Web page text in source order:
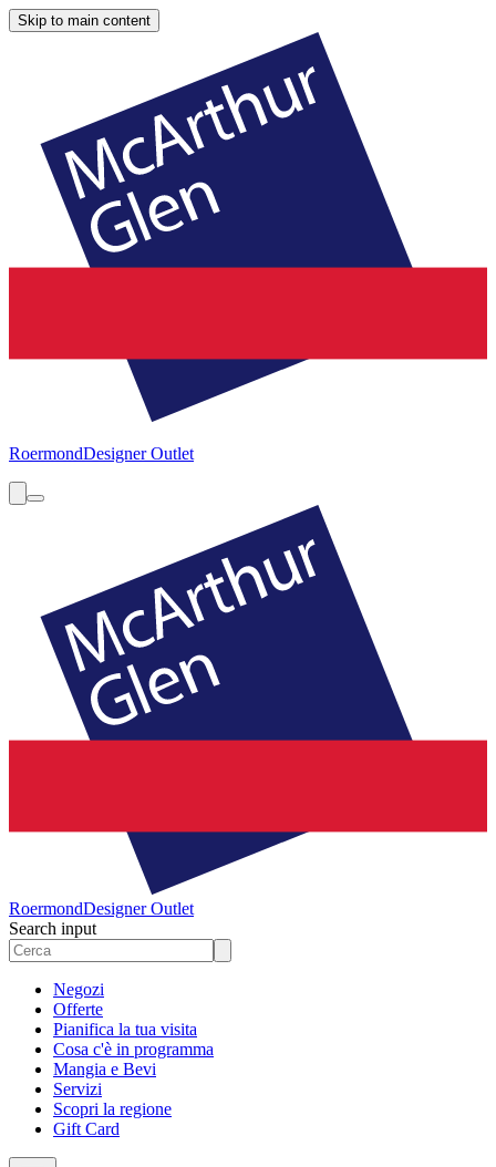
Skip to main content
RoermondDesigner Outlet
RoermondDesigner Outlet
Search input
Negozi
Offerte
Pianifica la tua visita
Cosa c'è in programma
Mangia e Bevi
Servizi
Scopri la regione
Gift Card